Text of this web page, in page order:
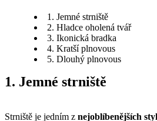
1. Jemné strniště
2. Hladce oholená tvář
3. Ikonická bradka
4. Kratší plnovous
5. Dlouhý plnovous
1. Jemné strniště
Strniště je jedním z nejoblíbenějších